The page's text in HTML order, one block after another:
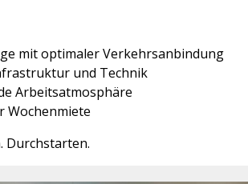
mit optimaler Verkehrsanbindung
und Technik
Arbeitsatmosphäre
Wochenmiete
Durchstarten.